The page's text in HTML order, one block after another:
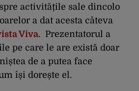
activitățile sale dincolo
a dat acesta câteva
Viva. Prezentatorul a
pe care le are există doar
de a putea face
își dorește el.